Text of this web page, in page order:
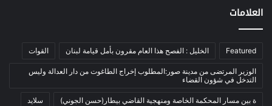
بيئة
ثقافة
(1٬228)
العلامات
Featured الخليل : الفصح هذا العام مقرون بأمل قيامة لبنان القوات
الوزير المرتضى من مدينة صور:المطلوب إخراج الطاغوت من دار العدالة وليس
التدخل في شؤون القضاء
ة بين مسار المحكمة الخاصة ومنهجية القاضي بيطار(حسن الجوني) سلايد